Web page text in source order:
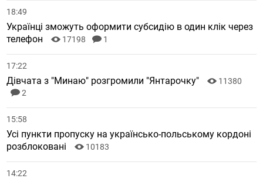
18:49
Українці зможуть оформити субсидію в один клік через
телефон
17198 1
17:22
Дівчата з "Минаю" розгромили "Янтарочку"
11380
2
15:58
Усі пункти пропуску на українсько-польському кордоні
розблоковані
10183
14:22